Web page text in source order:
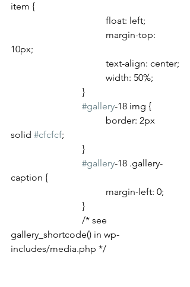
item {
				float: left;
10px;
				text-align: center;
				width: 50%;
			}
#gallery-18 img {
solid #cfcfcf;
			}
#gallery-18 .gallery-
caption {
				margin-left: 0;
			}
gallery_shortcode() in wp-
includes/media.php */